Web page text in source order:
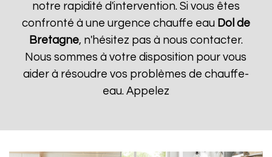
notre rapidité d'intervention. Si vous êtes
confronté à une urgence chauffe eau Dol de
Bretagne, n'hésitez pas à nous contacter.
Nous sommes à votre disposition pour vous
aider à résoudre vos problèmes de chauffe-
eau. Appelez